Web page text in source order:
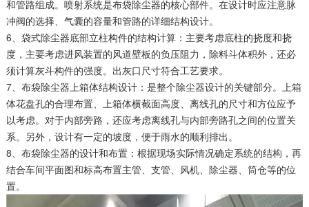
和管路组成。喷射系统是布袋除尘器的核心部件。在设计时应注意脉
冲阀的选择、气囊的容量和管路的详细结构设计。
6、袋式除尘器底部立柱构件的结构计算：主要考虑底柱的挠度和挠
度，主要考虑进风装置的风道壁板的负压阻力，除料斗体积外，还必
须计算灰斗构件的强度。出灰口尺寸符合工艺要求。
7、布袋除尘器上箱体结构设计：是整个除尘器设计的关键部分。上箱
体花盘孔的合理布置、上箱体横截面高度、离线孔的尺寸和方位应予
以考虑。对于内部旁路，还应考虑离线孔与内部旁路孔之间的位置关
系。另外，设计有一定的坡度，便于雨水的顺利排出。
8、布袋除尘器的设计和布置：根据现场实际情况确定系统的结构，再
结合车间平面图和标高布置主管、支管、风机、除尘器、筒仓等的位
置。